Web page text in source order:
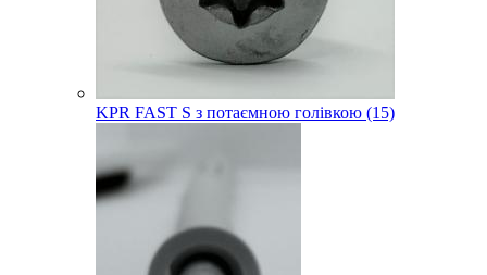
KPR FAST S з потаємною голівкою (15)